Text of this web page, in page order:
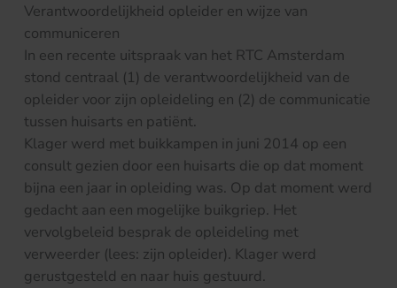
Verantwoordelijkheid opleider en wijze van
communiceren
In een recente uitspraak van het RTC Amsterdam
stond centraal (1) de verantwoordelijkheid van de
opleider voor zijn opleideling en (2) de communicatie
tussen huisarts en patiënt.
Klager werd met buikkampen in juni 2014 op een
consult gezien door een huisarts die op dat moment
bijna een jaar in opleiding was. Op dat moment werd
gedacht aan een mogelijke buikgriep. Het
vervolgbeleid besprak de opleideling met
verweerder (lees: zijn opleider). Klager werd
gerustgesteld en naar huis gestuurd.